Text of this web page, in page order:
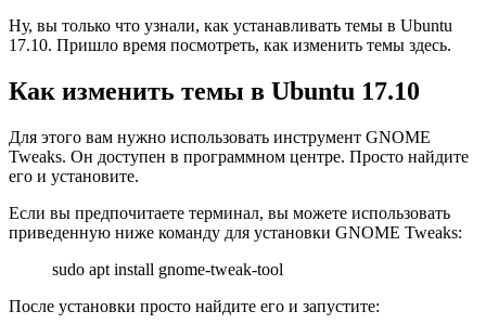
Ну, вы только что узнали, как устанавливать темы в Ubuntu
17.10. Пришло время посмотреть, как изменить темы здесь.
Как изменить темы в Ubuntu 17.10
Для этого вам нужно использовать инструмент GNOME
Tweaks. Он доступен в программном центре. Просто найдите
его и установите.
Если вы предпочитаете терминал, вы можете использовать
приведенную ниже команду для установки GNOME Tweaks:
sudo apt install gnome-tweak-tool
После установки просто найдите его и запустите: